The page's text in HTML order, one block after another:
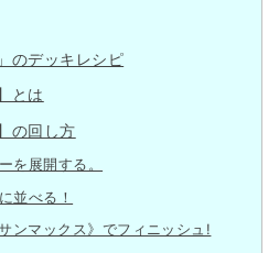
のデッキレシピ
とは
の回し方
展開する。
並べる！
マックス》でフィニッシュ!